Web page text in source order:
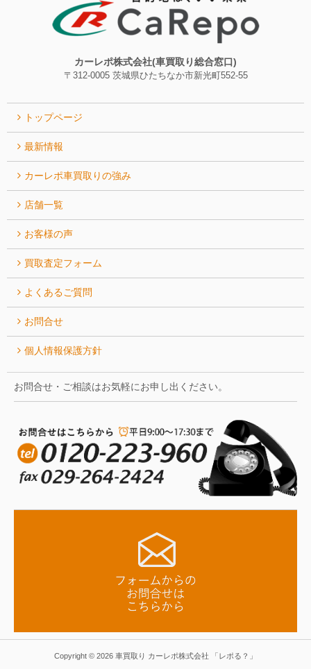
カーレポ株式会社(車買取り総合窓口)
〒312-0005 茨城県ひたちなか市新光町552-55
トップページ
最新情報
カーレポ⾞買取りの強み
店舗一覧
お客様の声
買取査定フォーム
よくあるご質問
お問合せ
個人情報保護方針
お問合せ・ご相談はお気軽にお申し出ください。
Copyright © 2026 車買取り カーレポ株式会社 「レポる？」